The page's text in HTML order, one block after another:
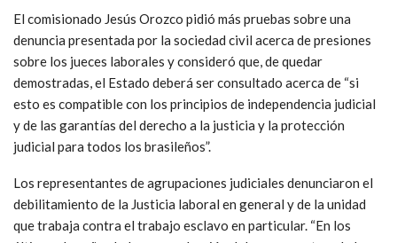
El comisionado Jesús Orozco pidió más pruebas sobre una
denuncia presentada por la sociedad civil acerca de presiones
sobre los jueces laborales y consideró que, de quedar
demostradas, el Estado deberá ser consultado acerca de “si
esto es compatible con los principios de independencia judicial
y de las garantías del derecho a la justicia y la protección
judicial para todos los brasileños”.
Los representantes de agrupaciones judiciales denunciaron el
debilitamiento de la Justicia laboral en general y de la unidad
que trabaja contra el trabajo esclavo en particular. “En los